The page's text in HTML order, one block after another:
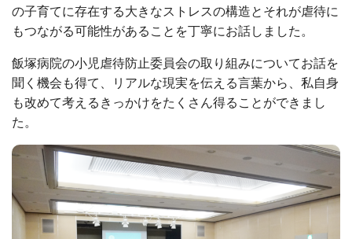
の子育てに存在する大きなストレスの構造とそれが虐待に
もつながる可能性があることを丁寧にお話しました。
飯塚病院の小児虐待防止委員会の取り組みについてお話を
聞く機会も得て、リアルな現実を伝える言葉から、私自身
も改めて考えるきっかけをたくさん得ることができまし
た。